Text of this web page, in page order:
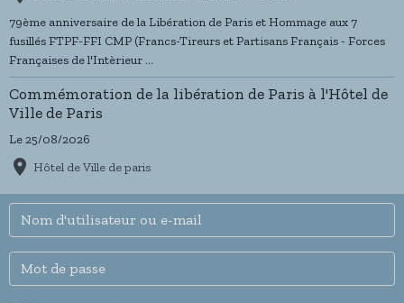
79ème anniversaire de la Libération de Paris et Hommage aux 7
fusillés FTPF-FFI CMP (Francs-Tireurs et Partisans Français - Forces
Françaises de l'Intèrieur ...
Commémoration de la libération de Paris à l'Hôtel de
Ville de Paris
Le 25/08/2026
Hôtel de Ville de paris